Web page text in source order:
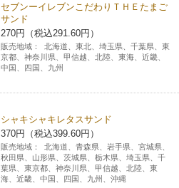
セブンーイレブンこだわりＴＨＥたまご
サンド
270円（税込291.60円）
販売地域：
北海道、東北、埼玉県、千葉県、東
京都、神奈川県、甲信越、北陸、東海、近畿、
中国、四国、九州
シャキシャキレタスサンド
370円（税込399.60円）
販売地域：
北海道、青森県、岩手県、宮城県、
秋田県、山形県、茨城県、栃木県、埼玉県、千
葉県、東京都、神奈川県、甲信越、北陸、東
海、近畿、中国、四国、九州、沖縄